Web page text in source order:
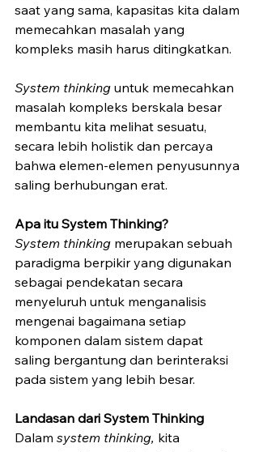
saat yang sama, kapasitas kita dalam
memecahkan masalah yang
kompleks masih harus ditingkatkan.
System thinking untuk memecahkan
masalah kompleks berskala besar
membantu kita melihat sesuatu,
secara lebih holistik dan percaya
bahwa elemen-elemen penyusunnya
saling berhubungan erat.
Apa itu System Thinking?
System thinking merupakan sebuah
paradigma berpikir yang digunakan
sebagai pendekatan secara
menyeluruh untuk menganalisis
mengenai bagaimana setiap
komponen dalam sistem dapat
saling bergantung dan berinteraksi
pada sistem yang lebih besar.
Landasan dari System Thinking
Dalam system thinking, kita